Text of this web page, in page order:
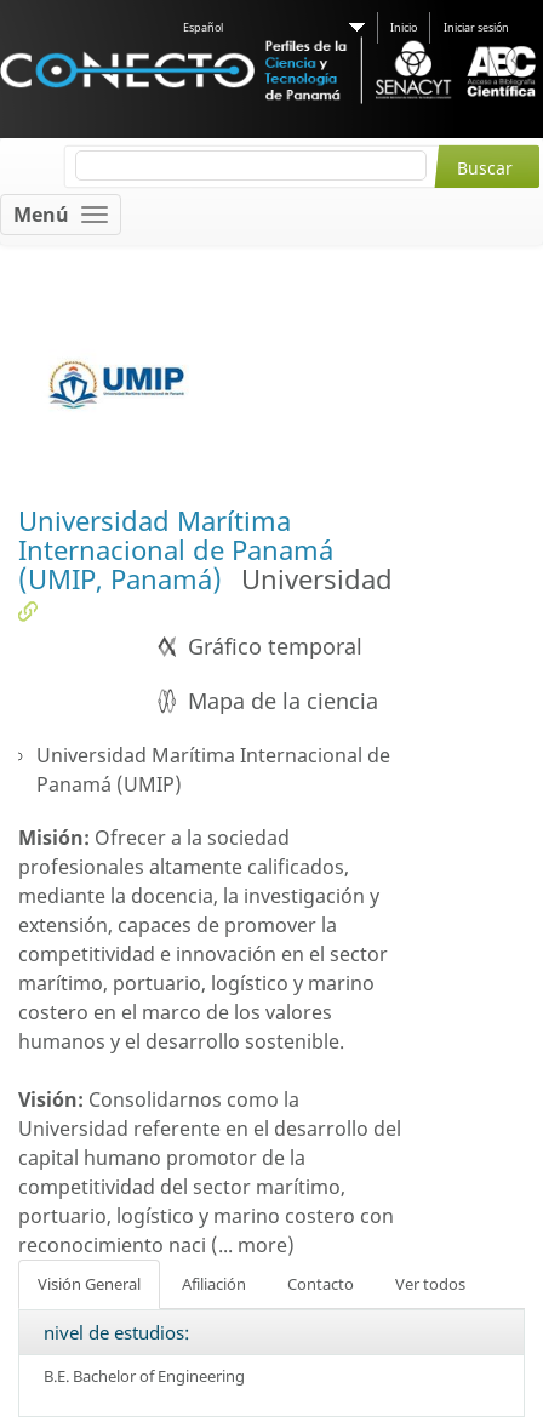
Español Inicio Iniciar sesión
Menú
Universidad Marítima
Internacional de Panamá
(UMIP, Panamá)
Universidad
Gráfico temporal
Mapa de la ciencia
Universidad Marítima Internacional de
Panamá (UMIP)
Misión: Ofrecer a la sociedad
profesionales altamente calificados,
mediante la docencia, la investigación y
extensión, capaces de promover la
competitividad e innovación en el sector
marítimo, portuario, logístico y marino
costero en el marco de los valores
humanos y el desarrollo sostenible.
Visión: Consolidarnos como la
Universidad referente en el desarrollo del
capital humano promotor de la
competitividad del sector marítimo,
portuario, logístico y marino costero con
reconocimiento naci (... more)
Visión General Afiliación Contacto Ver todos
nivel de estudios:
B.E. Bachelor of Engineering